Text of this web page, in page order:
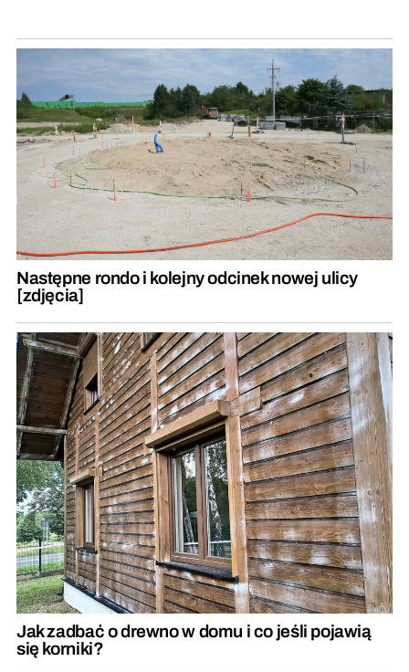
Następne rondo i kolejny odcinek nowej ulicy
[zdjęcia]
Jak zadbać o drewno w domu i co jeśli pojawią
się korniki?